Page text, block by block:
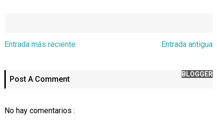
Entrada más reciente Entrada antigua
Post A Comment
BLOGGER
No hay comentarios :